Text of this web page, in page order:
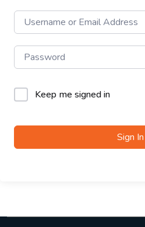
Keep me signed in
Sign In